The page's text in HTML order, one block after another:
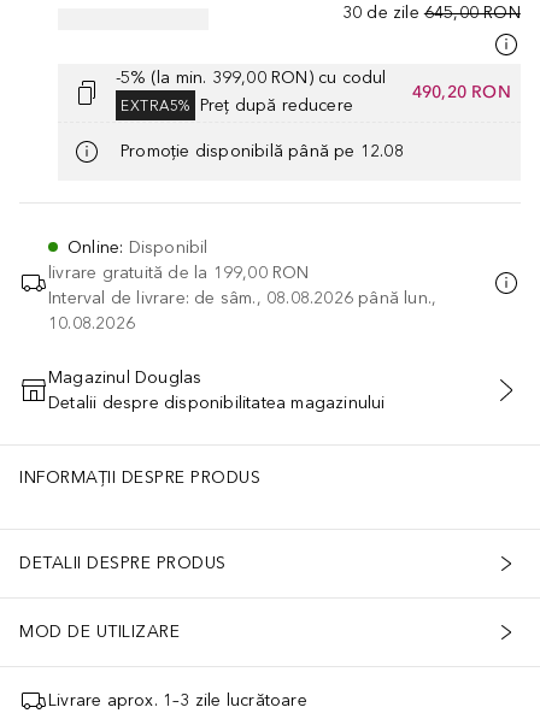
30 de zile 645,00 RON
-5% (la min. 399,00 RON) cu codul
EXTRA5% Preț după reducere
490,20 RON
Promoție disponibilă până pe 12.08
Online: Disponibil
livrare gratuită de la 199,00 RON
Interval de livrare: de sâm., 08.08.2026 până lun.,
10.08.2026
ADĂUGAȚI ÎN COŞ
Magazinul Douglas
Detalii despre disponibilitatea magazinului
INFORMAȚII DESPRE PRODUS
DETALII DESPRE PRODUS
MOD DE UTILIZARE
Livrare aprox. 1–3 zile lucrătoare